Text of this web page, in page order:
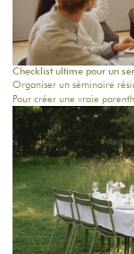
Checklist ultime pour un
Organiser un séminaire
Pour créer une vraie
confort, repas, activités et
en Île-de-France, un team
maison de campagne
Chez Oasis House, nous
cadre inspirant, une